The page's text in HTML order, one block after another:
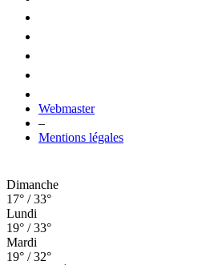
Webmaster
–
Mentions légales
Dimanche
17° / 33°
Lundi
19° / 33°
Mardi
19° / 32°